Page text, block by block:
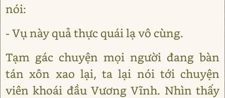
nói:
- Vụ này quả thực quái lạ vô cùng.
Tạm gác chuyện mọi người đang bàn
tán xôn xao lại, ta lại nói tới chuyện
viên khoái đầu Vương Vĩnh. Nhìn thấy